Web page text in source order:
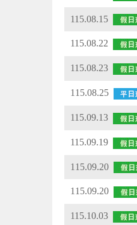
115.08.15
115.08.22
115.08.23
115.08.25
115.09.13
115.09.19
115.09.20
115.09.20
115.10.03